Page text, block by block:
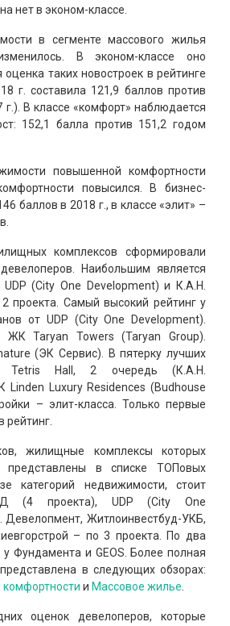
нет в эконом-классе.
в сегменте массового жилья
В эконом-классе оно
таких новостроек в рейтинге
г. составила 121,9 баллов против
г.). В классе «комфорт» наблюдается
152,1 балла против 151,2 годом
повышенной комфортности
повысился. В бизнес-
баллов в 2018 г., в классе «элит» –
комплексов сформировали
Наибольшим является
UDP (City One Development) и К.А.Н.
проекта. Самый высокий рейтинг у
от UDP (City One Development).
ЖК Taryan Towers (Taryan Group).
(ЭК Сервис). В пятерку лучших
Tetris Hall, 2 очередь (К.А.Н.
Luxury Residences (Budhouse
– элит-класса. Только первые
рейтинг.
жилищные комплексы которых
в списке ТОПовых
категорий недвижимости, стоит
(4 проекта), UDP (City One
Девелопмент, Житлоинвестбуд-УКБ,
– по 3 проекта. По два
у Фундамента и GEOS. Более полная
в следующих обзорах:
и Массовое жилье
оценок девелоперов, которые